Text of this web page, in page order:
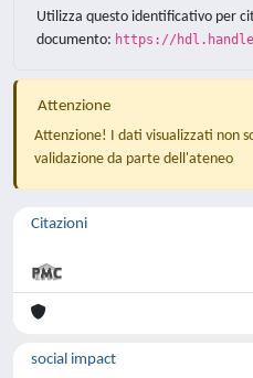
Utilizza questo identificativo per
documento: https://
Attenzione
Attenzione! I dati visualizzati non
validazione da parte dell'ateneo
Citazioni
social impact